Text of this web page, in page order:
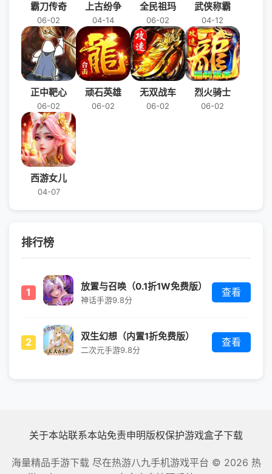
霸刀传奇
06-02
上古纷争
04-14
全民祖玛
06-02
武侠称霸
04-12
正中靶心
06-02
顽石英雄
06-02
无双战车
06-02
烈火骑士
06-02
西游女儿
04-07
排行榜
1 放置与召唤（0.1折1W免费版）
神话手游9.8分
查看
2 双生幻想（内置1折免费版）
二次元手游9.8分
查看
关于本站联系本站免责申明版权保护游戏盒子下载
海量精品手游下载 尽在热游八九手机游戏平台 © 2026 热